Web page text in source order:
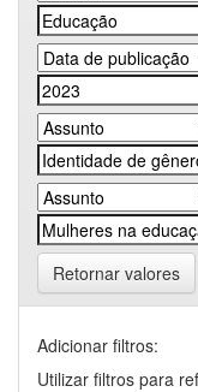
Retornar valores
Adicionar filtros:
Utilizar filtros para